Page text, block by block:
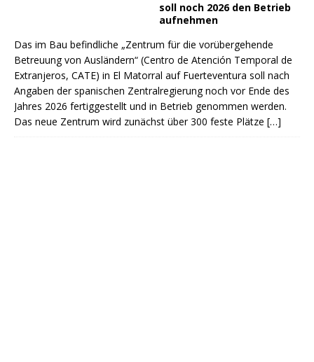
soll noch 2026 den Betrieb
aufnehmen
Das im Bau befindliche „Zentrum für die vorübergehende
Betreuung von Ausländern“ (Centro de Atención Temporal de
Extranjeros, CATE) in El Matorral auf Fuerteventura soll nach
Angaben der spanischen Zentralregierung noch vor Ende des
Jahres 2026 fertiggestellt und in Betrieb genommen werden.
Das neue Zentrum wird zunächst über 300 feste Plätze […]